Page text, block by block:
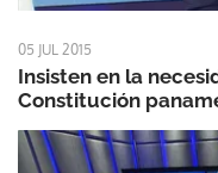
05 JUL 2015
Insisten en la
Constitución